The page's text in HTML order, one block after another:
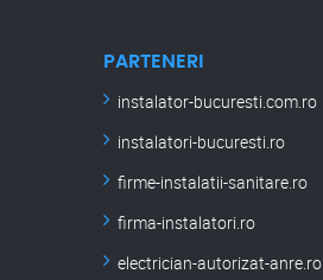
PARTENERI
instalator-bucuresti.com.ro
instalatori-bucuresti.ro
firme-instalatii-sanitare.ro
firma-instalatori.ro
electrician-autorizat-anre.ro